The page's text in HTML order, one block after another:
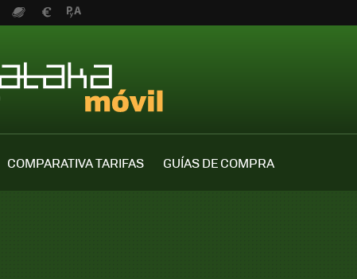
COMPARATIVA TARIFAS
GUÍAS DE COMPRA